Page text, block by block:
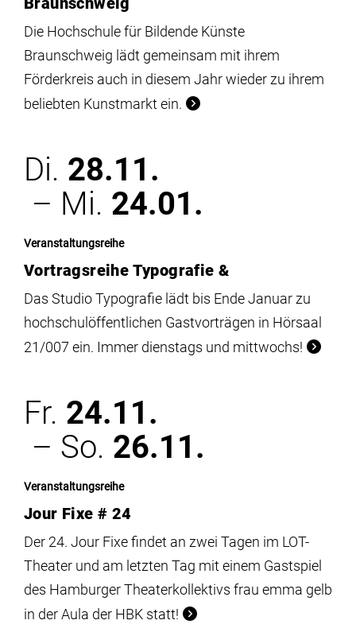
Die Hochschule für Bildende Künste
Braunschweig lädt gemeinsam mit ihrem
Förderkreis auch in diesem Jahr wieder zu ihrem
beliebten Kunstmarkt ein.
Di. 28.11.
– Mi. 24.01.
Veranstaltungsreihe
Vortragsreihe Typografie &
Das Studio Typografie lädt bis Ende Januar zu
hochschulöffentlichen Gastvorträgen in Hörsaal
21/007 ein. Immer dienstags und mittwochs!
Fr. 24.11.
– So. 26.11.
Veranstaltungsreihe
Jour Fixe # 24
Der 24. Jour Fixe findet an zwei Tagen im LOT-
Theater und am letzten Tag mit einem Gastspiel
des Hamburger Theaterkollektivs frau emma gelb
in der Aula der HBK statt!